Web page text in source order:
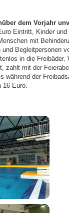
dem Vorjahr
Eintritt, Kinder
mit
Begleitpersonen
in die Freibäder.
zahlt mit der
während der
Euro.